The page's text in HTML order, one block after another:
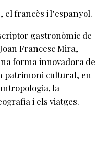
el francès i l’espanyol.
gastronòmic de
Francesc Mira,
forma innovadora de
patrimoni cultural, en
la
i els viatges.